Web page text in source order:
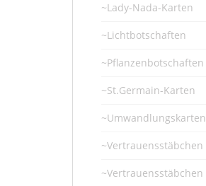
~Lady-Nada-Karten
~Lichtbotschaften
~Pflanzenbotschaften
~St.Germain-Karten
~Umwandlungskarten
~Vertrauensstäbchen
~Vertrauensstäbchen